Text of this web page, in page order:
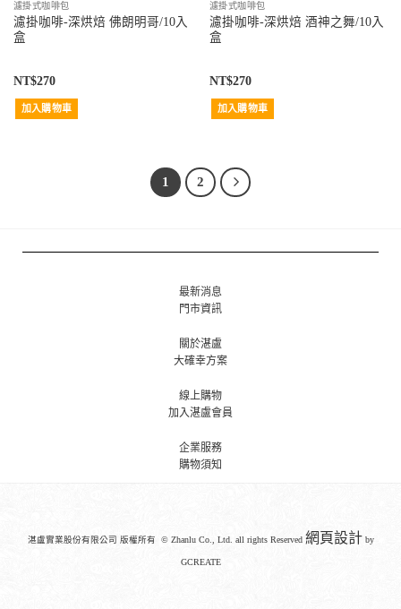
濾掛式咖啡包
濾掛咖啡-深烘焙 佛朗明哥/10入
盒
NT$270
加入購物車
濾掛式咖啡包
濾掛咖啡-深烘焙 酒神之舞/10入
盒
NT$270
加入購物車
1 2
最新消息
門市資訊
關於湛盧
大確幸方案
線上購物
加入湛盧會員
企業服務
購物須知
湛盧實業股份有限公司 版權所有 © Zhanlu Co., Ltd. all rights Reserved 網頁設計by
GCREATE